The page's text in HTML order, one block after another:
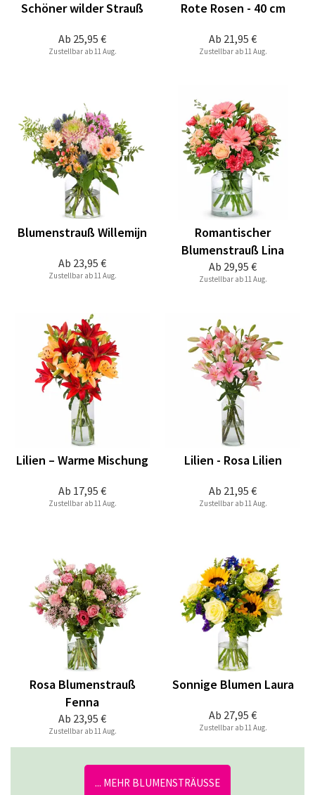
Ab 25,95 €
Schöner wilder Strauß
Zustellbar ab 11 Aug.
Ab 21,95 €
Rote Rosen - 40 cm
Zustellbar ab 11 Aug.
Ab 23,95 €
Blumenstrauß Willemijn
Zustellbar ab 11 Aug.
Ab 29,95 €
Romantischer
Blumenstrauß Lina
Zustellbar ab 11 Aug.
Ab 17,95 €
Lilien – Warme Mischung
Zustellbar ab 11 Aug.
Ab 21,95 €
Lilien - Rosa Lilien
Zustellbar ab 11 Aug.
Ab 23,95 €
Rosa Blumenstrauß
Fenna
Zustellbar ab 11 Aug.
Ab 27,95 €
Sonnige Blumen Laura
Zustellbar ab 11 Aug.
... MEHR BLUMENSTRÄUSSE